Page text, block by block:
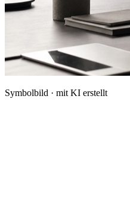
Symbolbild · mit KI erstellt